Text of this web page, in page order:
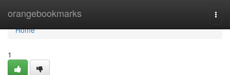
orangebookmarks
Home
Home
1